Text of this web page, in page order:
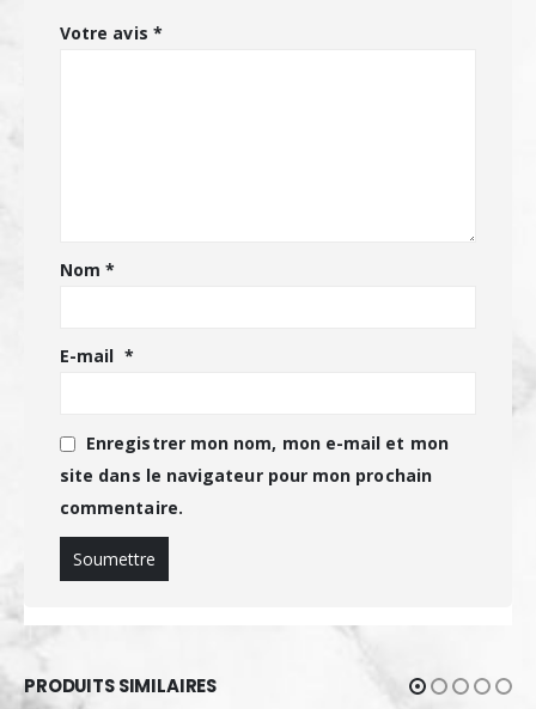
Votre avis *
Nom*
E-mail *
Enregistrer mon nom, mon e-mail et mon
site dans le navigateur pour mon prochain
commentaire.
PRODUITS SIMILAIRES